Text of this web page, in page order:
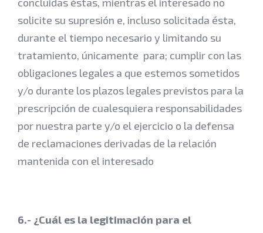
solicite su supresión e, incluso solicitada ésta,
durante el tiempo necesario y limitando su
tratamiento, únicamente para; cumplir con las
obligaciones legales a que estemos sometidos
y/o durante los plazos legales previstos para la
prescripción de cualesquiera responsabilidades
por nuestra parte y/o el ejercicio o la defensa
de reclamaciones derivadas de la relación
mantenida con el interesado
6.- ¿Cuál es la legitimación para el